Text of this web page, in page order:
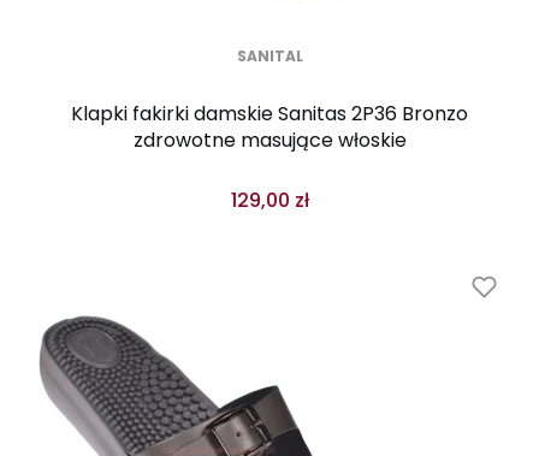
SANITAL
Klapki fakirki damskie Sanitas 2P36 Bronzo
zdrowotne masujące włoskie
129,00 zł